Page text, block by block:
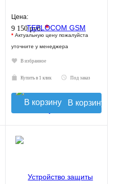
Цена:
9 150 руб.*
* Актуальную цену пожалуйста
уточните у менеджера
В избранное
Купить в 1 клик Под заказ
В корзину